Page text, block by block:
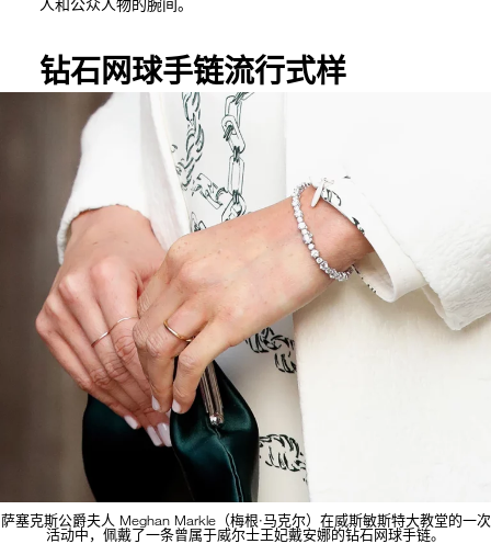
钻石网球手链流行式样
萨塞克斯公爵夫人 Meghan Markle（梅根·马克尔）在威斯敏斯特大教堂的一次
活动中，佩戴了一条曾属于威尔士王妃戴安娜的钻石网球手链。